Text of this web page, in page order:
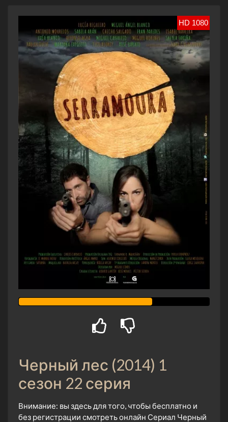
HD 1080
Черный лес (2014) 1
сезон 22 серия
Внимание: вы здесь для того, чтобы бесплатно и
без регистрации смотреть онлайн Сериал Черный